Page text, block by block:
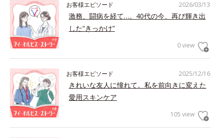
2026/03/13
お客様エピソード
激務、闘病を経て…。40代の今、再び輝き出
した“きっかけ”
0 view
2025/12/16
お客様エピソード
きれいな友人に憧れて。私を前向きに変えた
愛用スキンケア
105 view